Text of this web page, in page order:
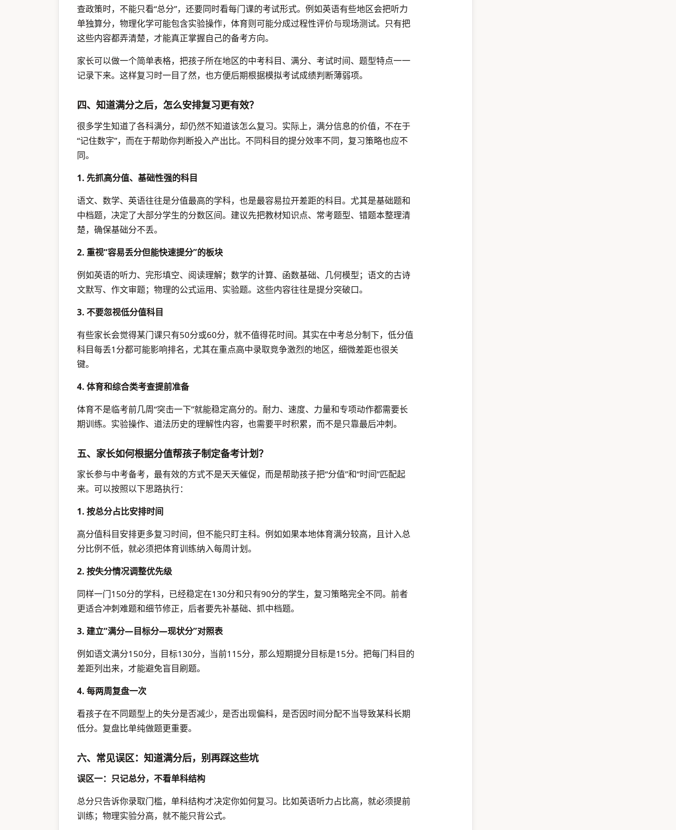
查政策时，不能只看“总分”，还要同时看每门课的考试形式。例如英语有些地区会把听力
单独算分，物理化学可能包含实验操作，体育则可能分成过程性评价与现场测试。只有把
这些内容都弄清楚，才能真正掌握自己的备考方向。
家长可以做一个简单表格，把孩子所在地区的中考科目、满分、考试时间、题型特点一一
记录下来。这样复习时一目了然，也方便后期根据模拟考试成绩判断薄弱项。
四、知道满分之后，怎么安排复习更有效？
很多学生知道了各科满分，却仍然不知道该怎么复习。实际上，满分信息的价值，不在于
“记住数字”，而在于帮助你判断投入产出比。不同科目的提分效率不同，复习策略也应不
同。
1. 先抓高分值、基础性强的科目
语文、数学、英语往往是分值最高的学科，也是最容易拉开差距的科目。尤其是基础题和
中档题，决定了大部分学生的分数区间。建议先把教材知识点、常考题型、错题本整理清
楚，确保基础分不丢。
2. 重视“容易丢分但能快速提分”的板块
例如英语的听力、完形填空、阅读理解；数学的计算、函数基础、几何模型；语文的古诗
文默写、作文审题；物理的公式运用、实验题。这些内容往往是提分突破口。
3. 不要忽视低分值科目
有些家长会觉得某门课只有50分或60分，就不值得花时间。其实在中考总分制下，低分值
科目每丢1分都可能影响排名，尤其在重点高中录取竞争激烈的地区，细微差距也很关
键。
4. 体育和综合类考查提前准备
体育不是临考前几周“突击一下”就能稳定高分的。耐力、速度、力量和专项动作都需要长
期训练。实验操作、道法历史的理解性内容，也需要平时积累，而不是只靠最后冲刺。
五、家长如何根据分值帮孩子制定备考计划？
家长参与中考备考，最有效的方式不是天天催促，而是帮助孩子把“分值”和“时间”匹配起
来。可以按照以下思路执行：
1. 按总分占比安排时间
高分值科目安排更多复习时间，但不能只盯主科。例如如果本地体育满分较高，且计入总
分比例不低，就必须把体育训练纳入每周计划。
2. 按失分情况调整优先级
同样一门150分的学科，已经稳定在130分和只有90分的学生，复习策略完全不同。前者
更适合冲刺难题和细节修正，后者要先补基础、抓中档题。
3. 建立“满分—目标分—现状分”对照表
例如语文满分150分，目标130分，当前115分，那么短期提分目标是15分。把每门科目的
差距列出来，才能避免盲目刷题。
4. 每两周复盘一次
看孩子在不同题型上的失分是否减少，是否出现偏科，是否因时间分配不当导致某科长期
低分。复盘比单纯做题更重要。
六、常见误区：知道满分后，别再踩这些坑
误区一：只记总分，不看单科结构
总分只告诉你录取门槛，单科结构才决定你如何复习。比如英语听力占比高，就必须提前
训练；物理实验分高，就不能只背公式。